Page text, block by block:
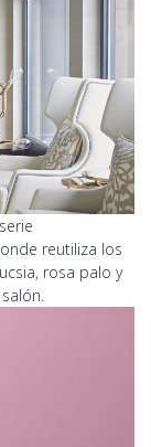
reutiliza los
rosa palo y